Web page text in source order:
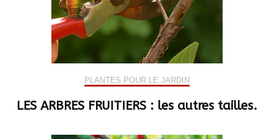
PLANTES POUR LE JARDIN
LES ARBRES FRUITIERS : les autres tailles.